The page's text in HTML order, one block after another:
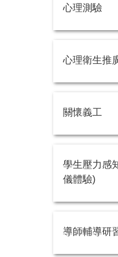
心理測驗
心理衛生推
關懷義工
學生壓力感
儀體驗)
導師輔導研